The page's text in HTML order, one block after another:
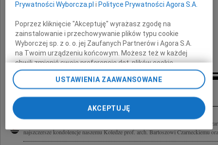
Rodzinie i Bliskim
składamy wyrazy głębokiego współczucia
Zespół Galerii im. Sleńdzińskich
Inne kondolencje
Z głębokim smutkiem przyjęliśmy informację o śmierci Profesora arch. Witolda
najszczersze kondolencje naszemu Koledze prof. arch. Bartoszowi Czarneckiemu
Prywatności Wyborcza.pl i Polityce Prywatności Agora S.A.
Poprzez kliknięcie "Akceptuję" wyrażasz zgodę na
zainstalowanie i przechowywanie plików typu cookie
Wyborczej sp. z o. o. jej Zaufanych Partnerów i Agora S.A.
na Twoim urządzeniu końcowym. Możesz też w każdej
chwili zmienić swoje preferencje dot. plików cookie,
ponownie wywołując narzędzie do zarządzania Twoimi
preferencjami dot. przetwarzania danych poprzez
odnośnik „Ustawienia prywatności” w stopce serwisu i
przechodząc do sekcji „Ustawienia zaawansowane”.
Zmiana ustawień plików cookie możliwa jest także za
pomocą ustawień przeglądarki.
My, nasi Zaufani Partnerzy i Agora S.A. możemy
USTAWIENIA ZAAWANSOWANE
AKCEPTUJĘ